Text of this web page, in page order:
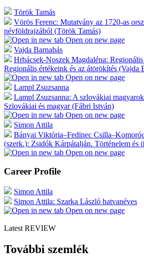
Török Tamás
Vörös Ferenc: Mutatvány az 1720-as
névföldrajzából (Török Tamás)
Open on new page
Vajda Barnabás
Hrbácsek-Noszek Magdaléna:
Regionális értékeink és az átörökítés (Vajda
Open on new page
Lampl Zsuzsanna
Lampl Zsuzsanna: A szlovákiai
Szlovákiai és magyar (Fábri István)
Open on new page
Simon Attila
Bányai Viktória–Fedinec
(szerk.): Zsidók Kárpátalján. Történelem és
Open on new page
Career Profile
Simon Attila
Simon Attila: Szarka László hatvanéves
Open on new page
Latest REVIEW
További szemlék